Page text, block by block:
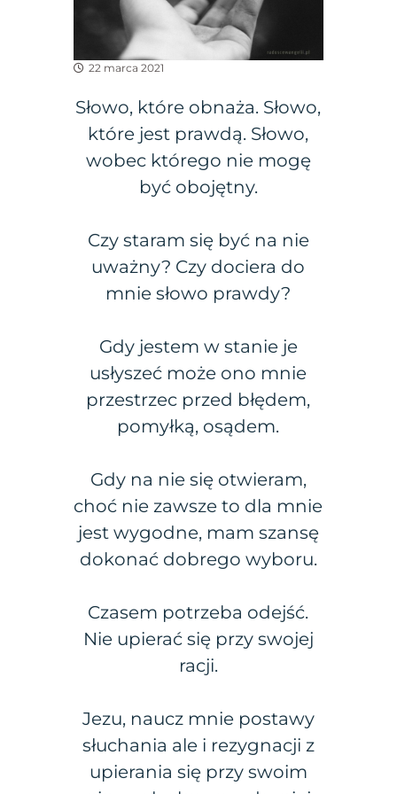
22 marca 2021
Słowo, które obnaża. Słowo,
które jest prawdą. Słowo,
wobec którego nie mogę
być obojętny.
Czy staram się być na nie
uważny? Czy dociera do
mnie słowo prawdy?
Gdy jestem w stanie je
usłyszeć może ono mnie
przestrzec przed błędem,
pomyłką, osądem.
Gdy na nie się otwieram,
choć nie zawsze to dla mnie
jest wygodne, mam szansę
dokonać dobrego wyboru.
Czasem potrzeba odejść.
Nie upierać się przy swojej
racji.
Jezu, naucz mnie postawy
słuchania ale i rezygnacji z
upierania się przy swoim